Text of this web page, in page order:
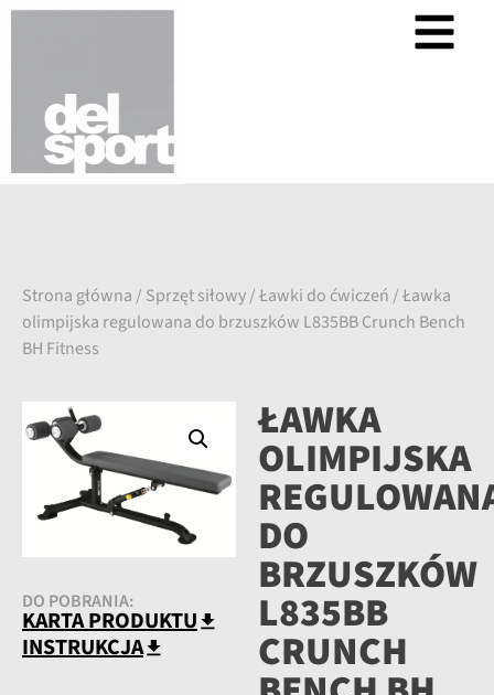
Strona główna / Sprzęt siłowy/Ławki do ćwiczeń / Ławka
olimpijska regulowana do brzuszków L835BB Crunch Bench
BH Fitness
DO POBRANIA:
KARTA PRODUKTU
INSTRUKCJA
ŁAWKA
OLIMPIJSKA
DO
BRZUSZKÓW
L835BB
CRUNCH